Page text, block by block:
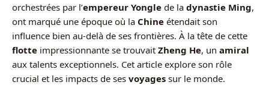
orchestrées par l’empereur Yongle de la dynastie Ming,
ont marqué une époque où la Chine étendait son
influence bien au-delà de ses frontières. À la tête de cette
flotte impressionnante se trouvait Zheng He, un amiral
aux talents exceptionnels. Cet article explore son rôle
crucial et les impacts de ses voyages sur le monde.